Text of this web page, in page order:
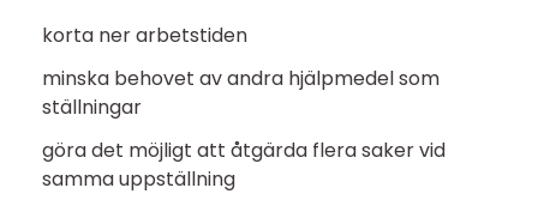
korta ner arbetstiden
minska behovet av andra hjälpmedel som
ställningar
göra det möjligt att åtgärda flera saker vid
samma uppställning